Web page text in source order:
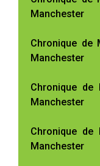
Manchester
Chronique de
Manchester
Chronique
Manchester
Chronique
Manchester